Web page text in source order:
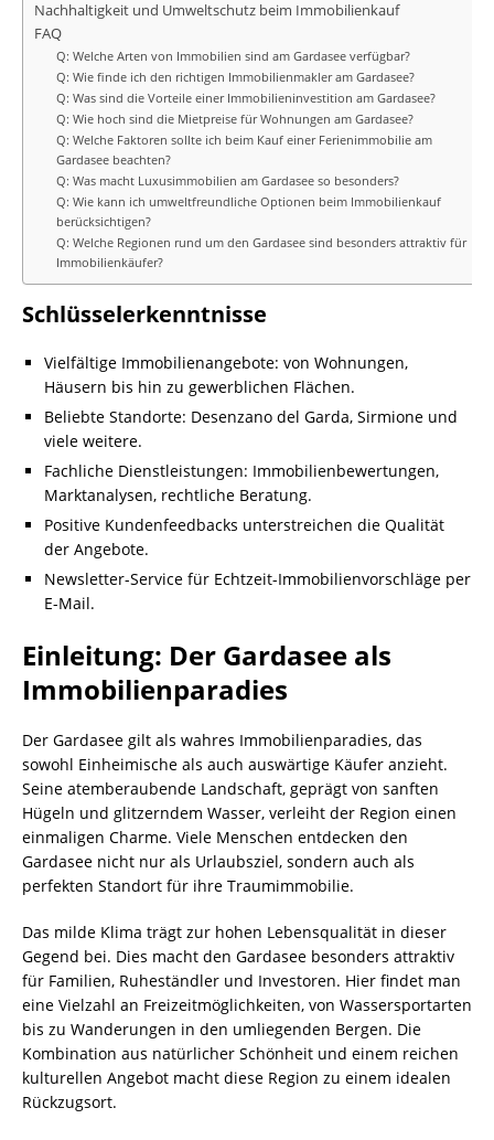
Nachhaltigkeit und Umweltschutz beim Immobilienkauf
FAQ
Q: Welche Arten von Immobilien sind am Gardasee verfügbar?
Q: Wie finde ich den richtigen Immobilienmakler am Gardasee?
Q: Was sind die Vorteile einer Immobilieninvestition am Gardasee?
Q: Wie hoch sind die Mietpreise für Wohnungen am Gardasee?
Q: Welche Faktoren sollte ich beim Kauf einer Ferienimmobilie am
Gardasee beachten?
Q: Was macht Luxusimmobilien am Gardasee so besonders?
Q: Wie kann ich umweltfreundliche Optionen beim Immobilienkauf
berücksichtigen?
Q: Welche Regionen rund um den Gardasee sind besonders attraktiv für
Immobilienkäufer?
Schlüsselerkenntnisse
Vielfältige Immobilienangebote: von Wohnungen,
Häusern bis hin zu gewerblichen Flächen.
Beliebte Standorte: Desenzano del Garda, Sirmione und
viele weitere.
Fachliche Dienstleistungen: Immobilienbewertungen,
Marktanalysen, rechtliche Beratung.
Positive Kundenfeedbacks unterstreichen die Qualität
der Angebote.
Newsletter-Service für Echtzeit-Immobilienvorschläge per
E-Mail.
Einleitung: Der Gardasee als
Immobilienparadies
Der Gardasee gilt als wahres Immobilienparadies, das
sowohl Einheimische als auch auswärtige Käufer anzieht.
Seine atemberaubende Landschaft, geprägt von sanften
Hügeln und glitzerndem Wasser, verleiht der Region einen
einmaligen Charme. Viele Menschen entdecken den
Gardasee nicht nur als Urlaubsziel, sondern auch als
perfekten Standort für ihre Traumimmobilie.
Das milde Klima trägt zur hohen Lebensqualität in dieser
Gegend bei. Dies macht den Gardasee besonders attraktiv
für Familien, Ruheständler und Investoren. Hier findet man
eine Vielzahl an Freizeitmöglichkeiten, von Wassersportarten
bis zu Wanderungen in den umliegenden Bergen. Die
Kombination aus natürlicher Schönheit und einem reichen
kulturellen Angebot macht diese Region zu einem idealen
Rückzugsort.